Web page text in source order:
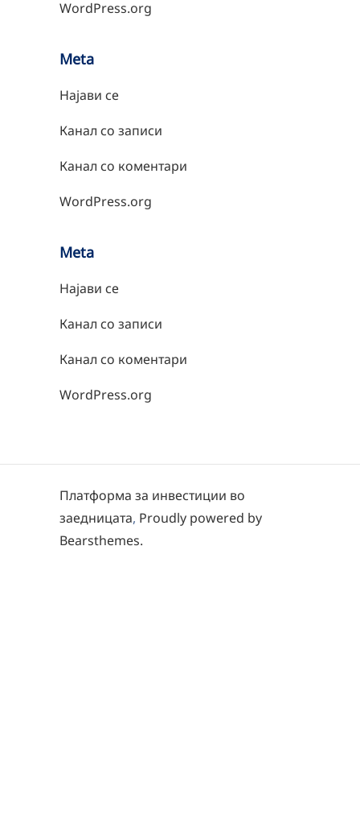
WordPress.org
Meta
Најави се
Канал со записи
Канал со коментари
WordPress.org
Meta
Најави се
Канал со записи
Канал со коментари
WordPress.org
Платформа за инвестиции во
заедницата, Proudly powered by
Bearsthemes.